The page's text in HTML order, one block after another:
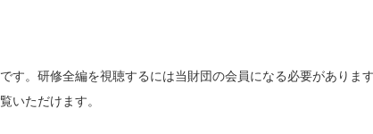
す。研修全編を視聴するには当財団の会員になる必要がありま
いただけます。